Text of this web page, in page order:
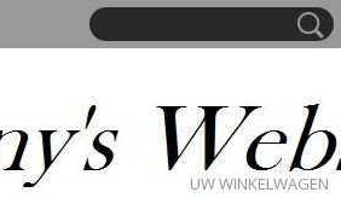
UW WINKELWAGEN